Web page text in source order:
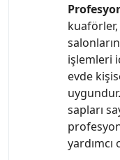
işlemleri
evde
sapları
yardımcı